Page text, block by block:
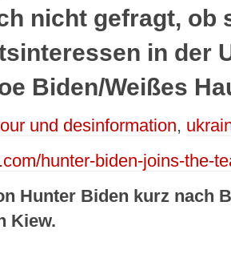
nicht gefragt, ob
in der
Biden/Weißes
und desinformation,
hunter-biden-joins-the-
Hunter Biden kurz nach
Kiew.